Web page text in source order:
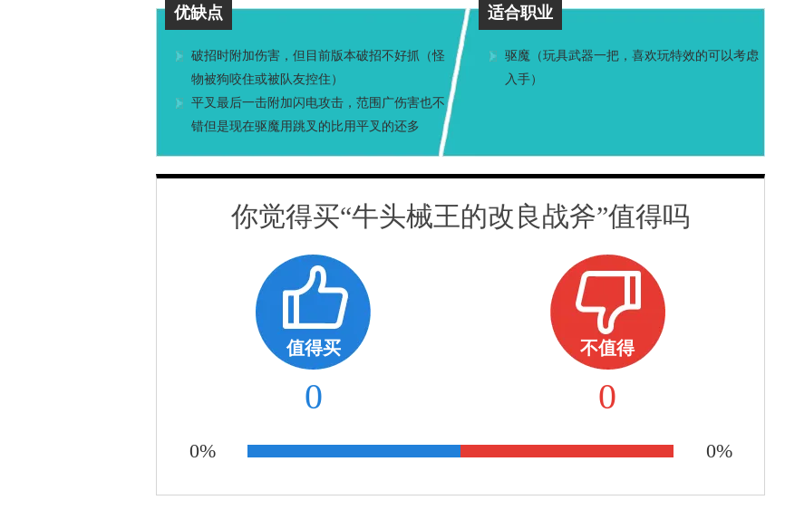
优缺点
破招时附加伤害，但目前版本破招不好抓（怪
物被狗咬住或被队友控住）
平叉最后一击附加闪电攻击，范围广伤害也不
错但是现在驱魔用跳叉的比用平叉的还多
适合职业
驱魔（玩具武器一把，喜欢玩特效的可以考虑
入手）
你觉得买“牛头械王的改良战斧”值得吗
值得买
0
不值得
0
0% 0%